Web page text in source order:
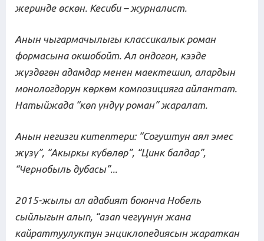
жеринде өскөн. Кесиби – журналист.
Анын чыгармачылыгы классикалык роман
формасына окшобойт. Ал ондогон, кээде
жүздөгөн адамдар менен маектешип, алардын
монологдорун көркөм композицияга айлантат.
Натыйжада “көп үндүү роман” жаралат.
Анын негизги китептери: “Согуштун аял эмес
жүзү”, “Акыркы күбөлөр”, “Цинк балдар”,
“Чернобыль дубасы”...
2015-жылы ал адабият боюнча Нобель
сыйлыгын алып, “азап чегүүнүн жана
кайраттуулуктун энциклопедиясын жараткан